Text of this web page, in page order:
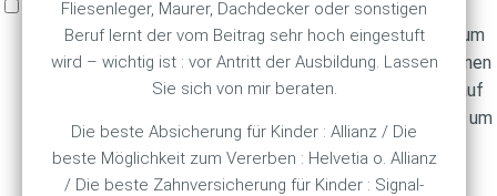
Fliesenleger, Maurer, Dachdecker oder sonstigen
Beruf lernt der vom Beitrag sehr hoch eingestuft
wird – wichtig ist : vor Antritt der Ausbildung. Lassen
Sie sich von mir beraten.
Die beste Absicherung für Kinder : Allianz / Die
beste Möglichkeit zum Vererben : Helvetia o. Allianz
/ Die beste Zahnversicherung für Kinder : Signal-
Marketing
Marketing Cookies werden für Werbung verwendet, um
Besuchern relevante Anzeigen und Marketingkampagnen
bereitzustellen. Diese Cookies verfolgen Besucher auf
verschiedenen Websites und sammeln Informationen, um
angepasste Anzeigen bereitzustellen.
Name
Beschreibung